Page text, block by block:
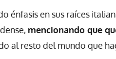
énfasis en sus raíces
mencionando que
al resto del mundo que